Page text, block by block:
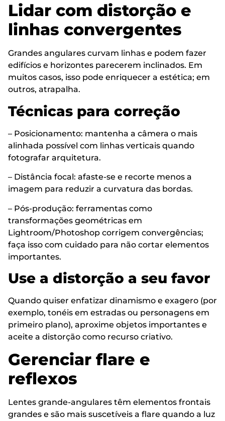
Lidar com distorção e
linhas convergentes
Grandes angulares curvam linhas e podem fazer
edifícios e horizontes parecerem inclinados. Em
muitos casos, isso pode enriquecer a estética; em
outros, atrapalha.
Técnicas para correção
– Posicionamento: mantenha a câmera o mais
alinhada possível com linhas verticais quando
fotografar arquitetura.
– Distância focal: afaste-se e recorte menos a
imagem para reduzir a curvatura das bordas.
– Pós-produção: ferramentas como
transformações geométricas em
Lightroom/Photoshop corrigem convergências;
faça isso com cuidado para não cortar elementos
importantes.
Use a distorção a seu favor
Quando quiser enfatizar dinamismo e exagero (por
exemplo, tonéis em estradas ou personagens em
primeiro plano), aproxime objetos importantes e
aceite a distorção como recurso criativo.
Gerenciar flare e
reflexos
Lentes grande-angulares têm elementos frontais
grandes e são mais suscetíveis a flare quando a luz